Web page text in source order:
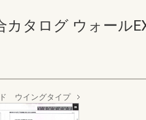
カタログ ウォール
ウイングタイプ